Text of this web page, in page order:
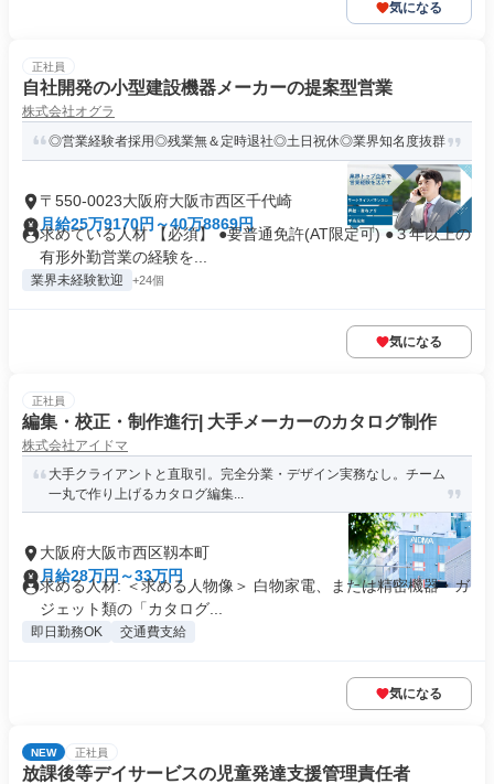
気になる
正社員
自社開発の小型建設機器メーカーの提案型営業
株式会社オグラ
◎営業経験者採用◎残業無＆定時退社◎土日祝休◎業界知名度抜群
〒550-0023大阪府大阪市西区千代崎
月給25万9170円～40万8869円
求めている人材 【必須】 ●要普通免許(AT限定可) ●３年以上の
有形外勤営業の経験を...
業界未経験歓迎 +24個
気になる
正社員
編集・校正・制作進行| 大手メーカーのカタログ制作
株式会社アイドマ
大手クライアントと直取引。完全分業・デザイン実務なし。チーム
一丸で作り上げるカタログ編集...
大阪府大阪市西区靱本町
月給28万円～33万円
求める人材: ＜求める人物像＞ 白物家電、または精密機器・ガ
ジェット類の「カタログ...
即日勤務OK 交通費支給
気になる
NEW 正社員
放課後等デイサービスの児童発達支援管理責任者